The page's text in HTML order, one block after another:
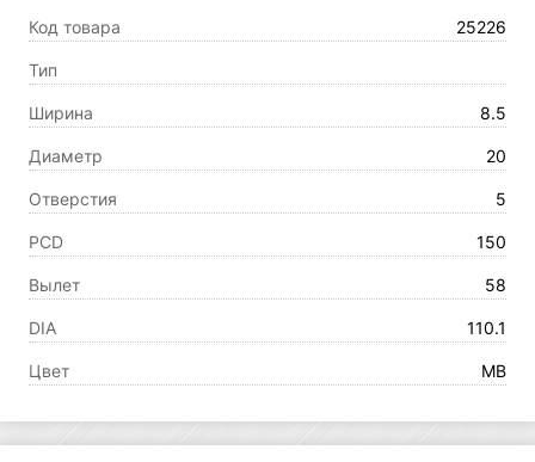
Код товара 25226
Тип
Ширина 8.5
Диаметр 20
Отверстия 5
PCD 150
Вылет 58
DIA 110.1
Цвет MB